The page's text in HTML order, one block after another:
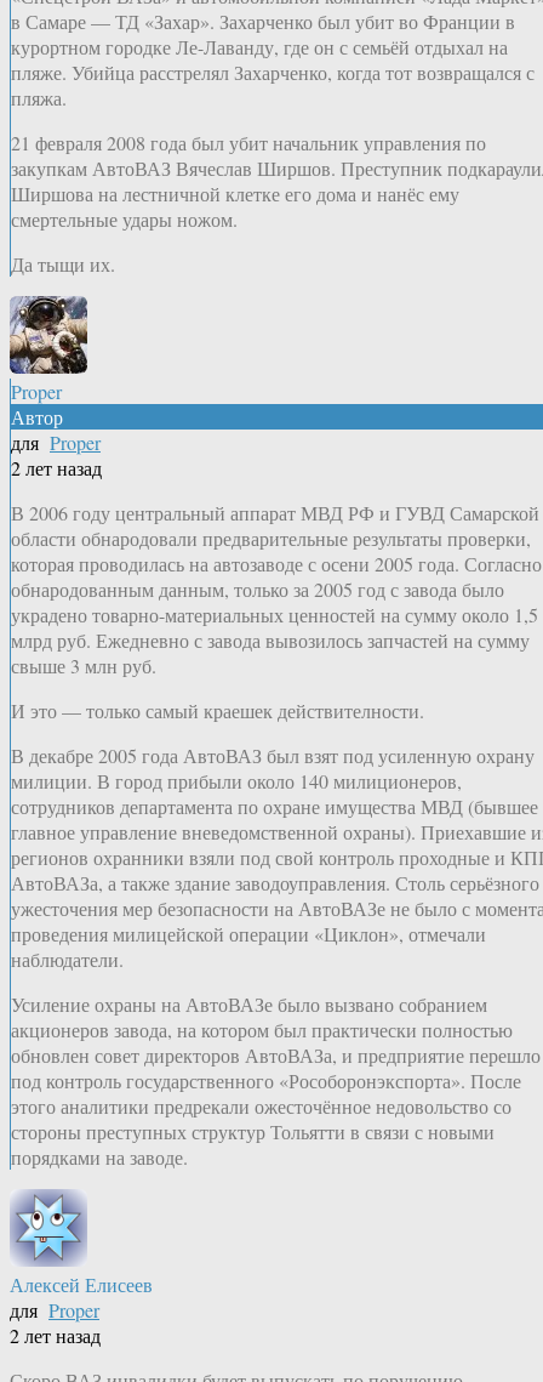
в Самаре — ТД «Захар». Захарченко был убит во Франции в
курортном городке Ле-Лаванду, где он с семьёй отдыхал на
пляже. Убийца расстрелял Захарченко, когда тот возвращался с
пляжа.
21 февраля 2008 года был убит начальник управления по
закупкам АвтоВАЗ Вячеслав Ширшов. Преступник
Ширшова на лестничной клетке его дома и нанёс ему
смертельные удары ножом.
Да тыщи их.
Proper
Автор
для Proper
2 лет назад
В 2006 году центральный аппарат МВД РФ и ГУВД Самарской
области обнародовали предварительные результаты проверки,
которая проводилась на автозаводе с осени 2005 года. Согласно
обнародованным данным, только за 2005 год с завода было
украдено товарно-материальных ценностей на сумму около 1,5
млрд руб. Ежедневно с завода вывозилось запчастей на сумму
свыше 3 млн руб.
И это — только самый краешек действителности.
В декабре 2005 года АвтоВАЗ был взят под усиленную охрану
милиции. В город прибыли около 140 милиционеров,
сотрудников департамента по охране имущества МВД (бывшее
главное управление вневедомственной охраны). Приехавшие
регионов охранники взяли под свой контроль проходные и
АвтоВАЗа, а также здание заводоуправления. Столь серьёзного
ужесточения мер безопасности на АвтоВАЗе не было с
проведения милицейской операции «Циклон», отмечали
наблюдатели.
Усиление охраны на АвтоВАЗе было вызвано собранием
акционеров завода, на котором был практически полностью
обновлен совет директоров АвтоВАЗа, и предприятие перешло
под контроль государственного «Рособоронэкспорта». После
этого аналитики предрекали ожесточённое недовольство со
стороны преступных структур Тольятти в связи с новыми
порядками на заводе.
Алексей Елисеев
для Proper
2 лет назад